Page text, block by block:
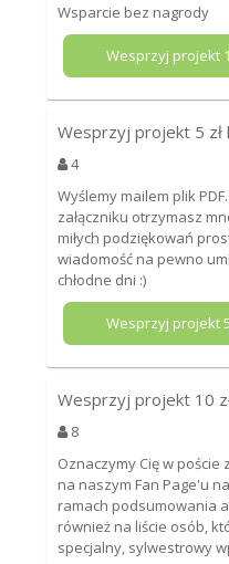
Wsparcie bez nagrody
Wesprzyj projekt 1
Wesprzyj projekt 5
4
Wyślemy mailem plik
załączniku otrzymasz
miłych podziękowań
wiadomość na pewno
chłodne dni :)
Wesprzyj projekt5
Wesprzyj projekt 10
8
Oznaczymy Cię w
na naszym Fan Page'u
ramach podsumowania
również na liście osób,
specjalny, sylwestrowy